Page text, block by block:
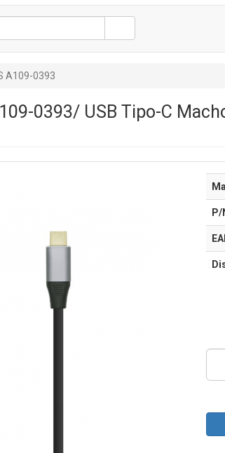
A109-0393
0393/ USB Tipo-C
P/